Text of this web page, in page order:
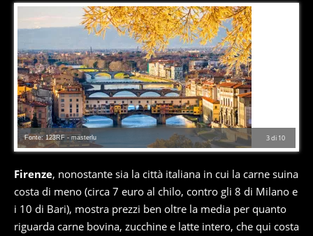
3di 10
Fonte: 123RF - masterlu
Firenze, nonostante sia la città italiana in cui la carne suina
costa di meno (circa 7 euro al chilo, contro gli 8 di Milano e
i 10 di Bari), mostra prezzi ben oltre la media per quanto
riguarda carne bovina, zucchine e latte intero, che qui costa